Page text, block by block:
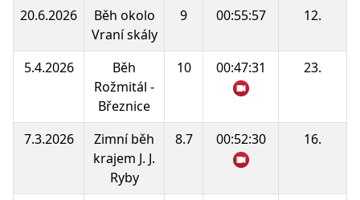
20.6.2026
Běh okolo
Vraní skály
9 00:55:57 12.
5.4.2026
Běh
Rožmitál -
Březnice
10 00:47:31 23.
7.3.2026
Zimní běh
krajem J. J.
Ryby
8.7 00:52:30 16.